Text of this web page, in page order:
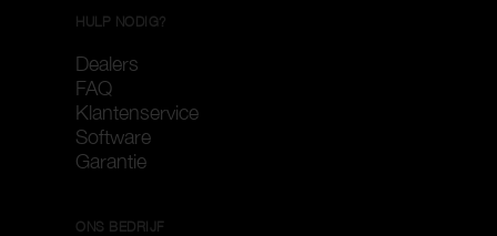
HULP NODIG?
Dealers
FAQ
Klantenservice
Software
Garantie
ONS BEDRIJF